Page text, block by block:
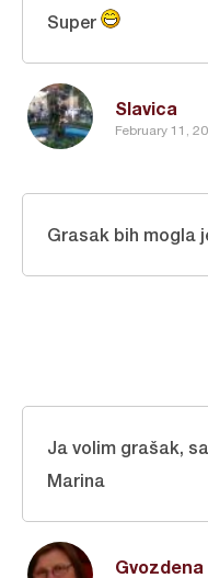
Slavica
February 11,
Super
Grasak bih mogla
Ja volim grašak,
Marina